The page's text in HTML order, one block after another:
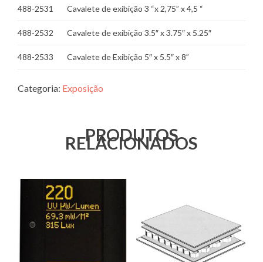
488-2531 Cavalete de exibição 3 “x 2,75” x 4,5 “
488-2532 Cavalete de exibição 3.5″ x 3.75″ x 5.25″
488-2533 Cavalete de Exibição 5″ x 5.5″ x 8”
Categoria: Exposição
PRODUTOS
RELACIONADOS